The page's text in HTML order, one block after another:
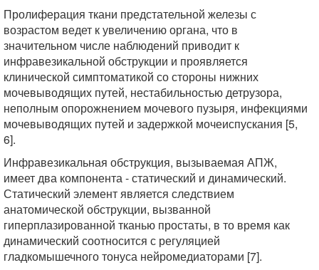
Пролиферация ткани предстательной железы с
возрастом ведет к увеличению органа, что в
значительном числе наблюдений приводит к
инфравезикальной обструкции и проявляется
клинической симптоматикой со стороны нижних
мочевыводящих путей, нестабильностью детрузора,
неполным опорожнением мочевого пузыря, инфекциями
мочевыводящих путей и задержкой мочеиспускания [5,
6].
Инфравезикальная обструкция, вызываемая АПЖ,
имеет два компонента - статический и динамический.
Статический элемент является следствием
анатомической обструкции, вызванной
гиперплазированной тканью простаты, в то время как
динамический соотносится с регуляцией
гладкомышечного тонуса нейромедиаторами [7].